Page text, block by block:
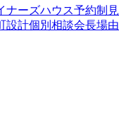
ナーズハウス予約制見
設計個別相談会長場由